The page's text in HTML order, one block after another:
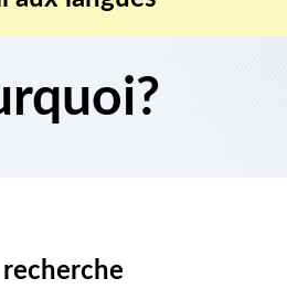
recherche